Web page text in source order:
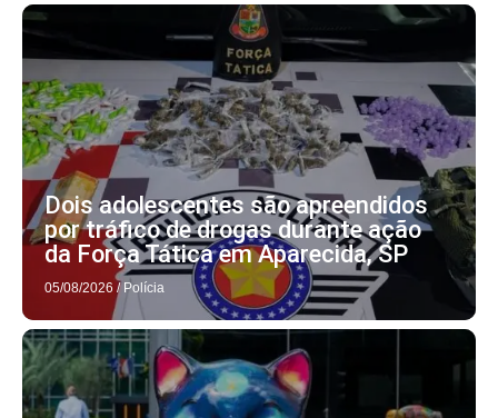
Dois adolescentes são apreendidos
por tráfico de drogas durante ação
da Força Tática em Aparecida, SP
05/08/2026 / Polícia